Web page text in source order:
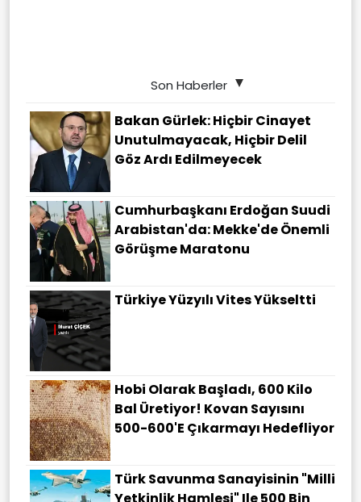
Son Haberler
Bakan Gürlek: Hiçbir Cinayet
Unutulmayacak, Hiçbir Delil
Göz Ardı Edilmeyecek
Cumhurbaşkanı Erdoğan Suudi
Arabistan'da: Mekke'de Önemli
Görüşme Maratonu
Türkiye Yüzyılı Vites Yükseltti
Hobi Olarak Başladı, 600 Kilo
Bal Üretiyor! Kovan Sayısını
500-600'e Çıkarmayı Hedefliyor
Türk Savunma Sanayisinin "Milli